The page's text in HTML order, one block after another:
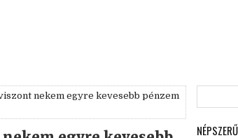
nekem egyre kevesebb pénzem